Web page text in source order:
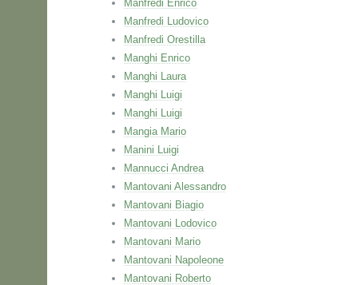
Manfredi Enrico
Manfredi Ludovico
Manfredi Orestilla
Manghi Enrico
Manghi Laura
Manghi Luigi
Manghi Luigi
Mangia Mario
Manini Luigi
Mannucci Andrea
Mantovani Alessandro
Mantovani Biagio
Mantovani Lodovico
Mantovani Mario
Mantovani Napoleone
Mantovani Roberto